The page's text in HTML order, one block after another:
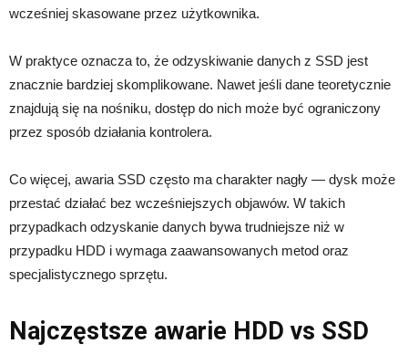
wcześniej skasowane przez użytkownika.
W praktyce oznacza to, że odzyskiwanie danych z SSD jest
znacznie bardziej skomplikowane. Nawet jeśli dane teoretycznie
znajdują się na nośniku, dostęp do nich może być ograniczony
przez sposób działania kontrolera.
Co więcej, awaria SSD często ma charakter nagły — dysk może
przestać działać bez wcześniejszych objawów. W takich
przypadkach odzyskanie danych bywa trudniejsze niż w
przypadku HDD i wymaga zaawansowanych metod oraz
specjalistycznego sprzętu.
Najczęstsze awarie HDD vs SSD